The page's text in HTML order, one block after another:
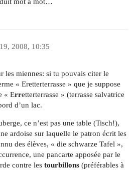
2008, 10:35
les miennes: si tu pouvais citer le
« Eretterterrasse » que je suppose
« Erretterterrasse » (terrasse salvatrice
d’un lac.
ce n’est pas une table (Tisch!),
ardoise sur laquelle le patron écrit les
des élèves, « die schwarze Tafel »,
une pancarte apposée par le
contre les tourbillons(préférables à